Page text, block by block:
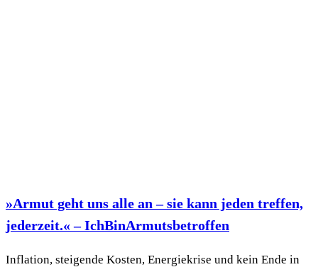
»Armut geht uns alle an – sie kann jeden treffen,
jederzeit.« – IchBinArmutsbetroffen
Inflation, steigende Kosten, Energiekrise und kein Ende in